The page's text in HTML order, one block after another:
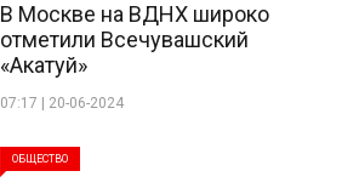
В Москве на ВДНХ широко
отметили Всечувашский
«Акатуй»
07:17 | 20-06-2024
ОБЩЕСТВО